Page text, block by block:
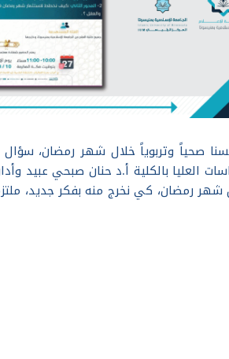
صحياً وتربوياً خلال شهر رمضان، سؤال
العليا بالكلية أ.د حنان صبحي عبيد
شهر رمضان، كي نخرج منه بفكر جديد،